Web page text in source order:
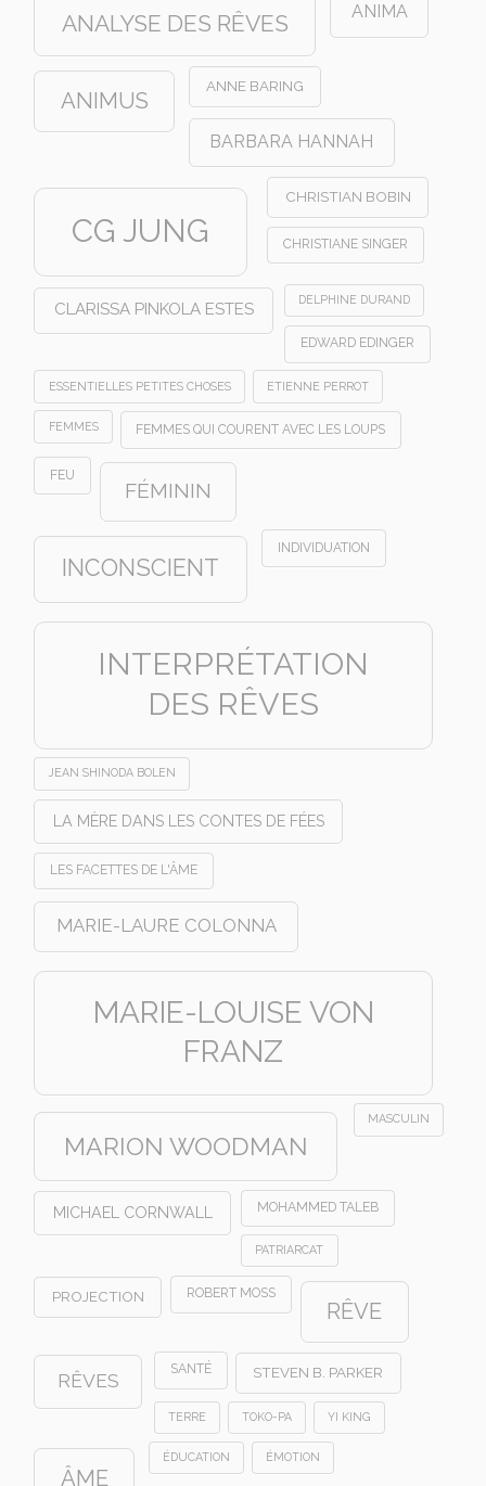
ANALYSE DES RÊVES ANIMA
ANIMUS
ANNE BARING
BARBARA HANNAH
CG JUNG
CHRISTIAN BOBIN
CHRISTIANE SINGER
CLARISSA PINKOLA ESTES DELPHINE DURAND
EDWARD EDINGER
ESSENTIELLES PETITES CHOSES ETIENNE PERROT
FEMMES FEMMES QUI COURENT AVEC LES LOUPS
FEU
FÉMININ
INCONSCIENT
INDIVIDUATION
INTERPRÉTATION
DES RÊVES
JEAN SHINODA BOLEN
LA MÈRE DANS LES CONTES DE FÉES
LES FACETTES DE L'ÂME
MARIE-LAURE COLONNA
MARIE-LOUISE VON
FRANZ
MARION WOODMAN
MASCULIN
MICHAEL CORNWALL MOHAMMED TALEB
PATRIARCAT
PROJECTION ROBERT MOSS
RÊVE
RÊVES
SANTÉ STEVEN B. PARKER
TERRE TOKO-PA YI KING
ÂME
ÉDUCATION ÉMOTION